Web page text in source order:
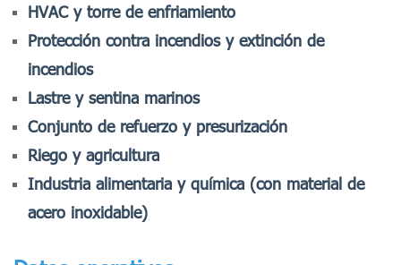
HVAC y torre de enfriamiento
Protección contra incendios y extinción de
incendios
Lastre y sentina marinos
Conjunto de refuerzo y presurización
Riego y agricultura
Industria alimentaria y química (con material de
acero inoxidable)